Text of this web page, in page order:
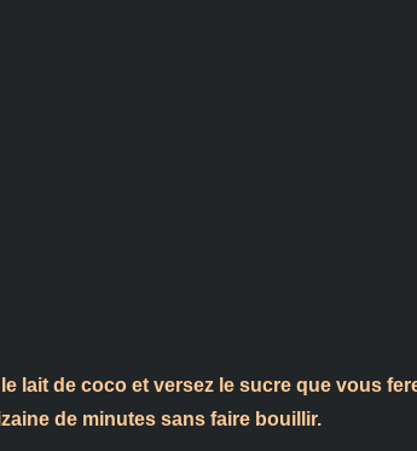
lait de coco et versez le sucre que vous
de minutes sans faire bouillir.